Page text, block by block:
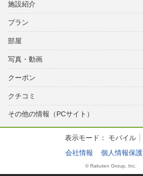
施設紹介
プラン
部屋
写真・動画
クーポン
クチコミ
その他の情報（PCサイト）
表示モード： モバイル
会社情報
個人情報保
© Rakuten Group, Inc.